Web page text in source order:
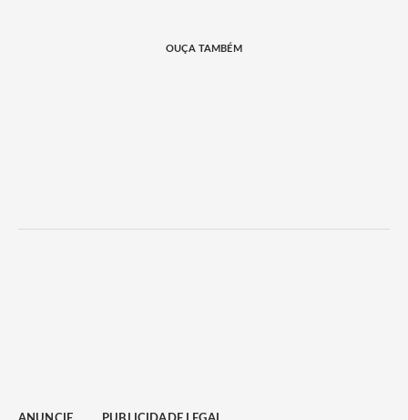
OUÇA TAMBÉM